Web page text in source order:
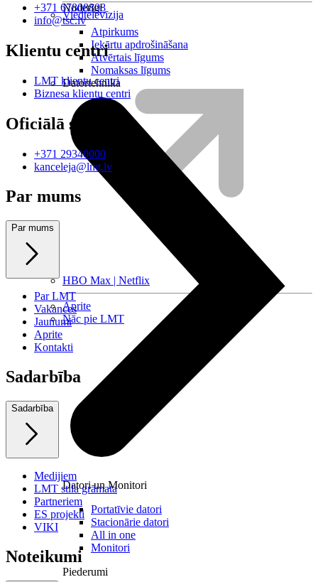
Viedtelevīzija
HBO Max | Netflix
Aprite
Nāc pie LMT
Noderīgi
Atpirkums
Iekārtu apdrošināšana
Atvērtais līgums
Nomaksas līgums
Datortehnika
Datori un Monitori
Portatīvie datori
Stacionārie datori
All in one
Monitori
Piederumi
+371 67808808
info@tsc.lv
Klientu centri
LMT klientu centri
Biznesa klientu centri
Oficiālā saziņa
+371 29340000
kanceleja@lmt.lv
Par mums
Par mums
Par LMT
Vakances
Jaunumi
Aprite
Kontakti
Sadarbība
Sadarbība
Medijiem
LMT stila grāmata
Partneriem
ES projekti
VIKI
Noteikumi